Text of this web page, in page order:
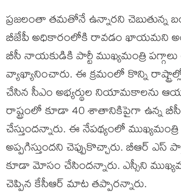
ప్ర‌జ‌లంతా త‌మ‌తోనే ఉన్నార‌ని చెబుతున్న
బీజేపీ అధికారంలోకి రావ‌డం ఖాయ‌మ‌ని
బీసీ నాయ‌కుడికి పార్టీ ముఖ్య‌మంత్రి ప‌గ్గాలు
వ్యాఖ్యానించారు. ఈ క్ర‌మంలో కొన్ని
చేసిన సీఎం అభ్య‌ర్థుల నియామ‌కాల‌ను
రాష్ట్రంలో కూడా 40 శాతానికిపైగా ఉన్న
చేస్తుంద‌న్నారు. ఈ నేప‌థ్యంలో
అప్ప‌గిస్తుంద‌ని చెప్పుకొచ్చారు. బీఆర్ ఎస్
కూడా మోసం చేసింద‌న్నారు. ఎస్సీని
చెప్పిన కేసీఆర్ మాట త‌ప్పార‌న్నారు.